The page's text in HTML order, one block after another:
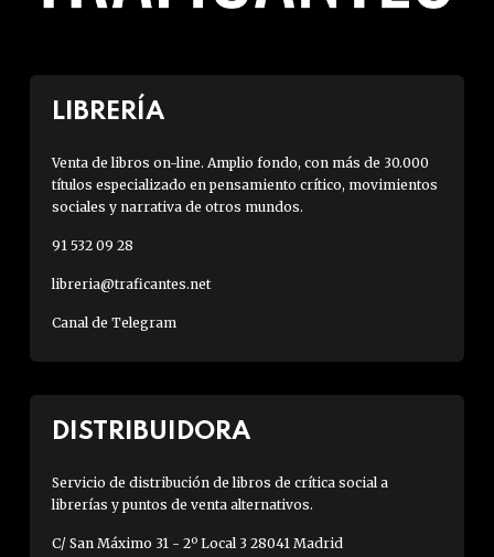
LIBRERÍA
Venta de libros on-line. Amplio fondo, con más de 30.000
títulos especializado en pensamiento crítico, movimientos
sociales y narrativa de otros mundos.
91 532 09 28
libreria@traficantes.net
Canal de Telegram
DISTRIBUIDORA
Servicio de distribución de libros de crítica social a
librerías y puntos de venta alternativos.
C/ San Máximo 31 - 2º Local 3 28041 Madrid